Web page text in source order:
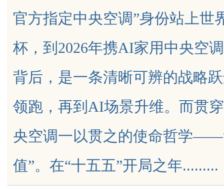
uz
官方指定中央空调”身份站上世
杯，到2026年携AI家用中央空
背后，是一条清晰可辨的战略
领跑，再到AI场景升维。而贯
央空调一以贯之的使命哲学
值”。在“十五五”开局之年.........